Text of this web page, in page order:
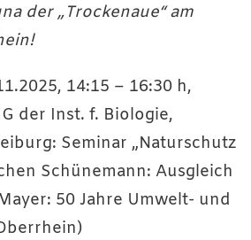
der „Trockenaue“ am
14:15 – 16:30 h,
der Inst. f. Biologie,
Seminar „Naturschutz
Schünemann: Ausgleich
50 Jahre Umwelt- und